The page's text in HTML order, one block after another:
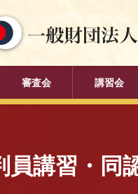
審査会 講習会
講習・同